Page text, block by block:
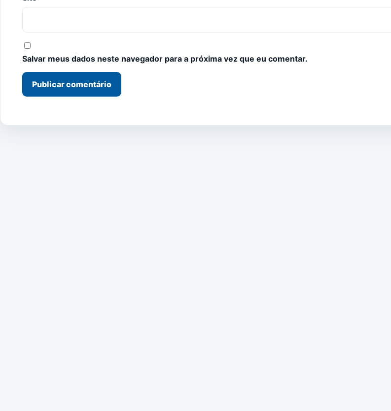
Salvar meus dados neste navegador para a próxima vez que eu comentar.